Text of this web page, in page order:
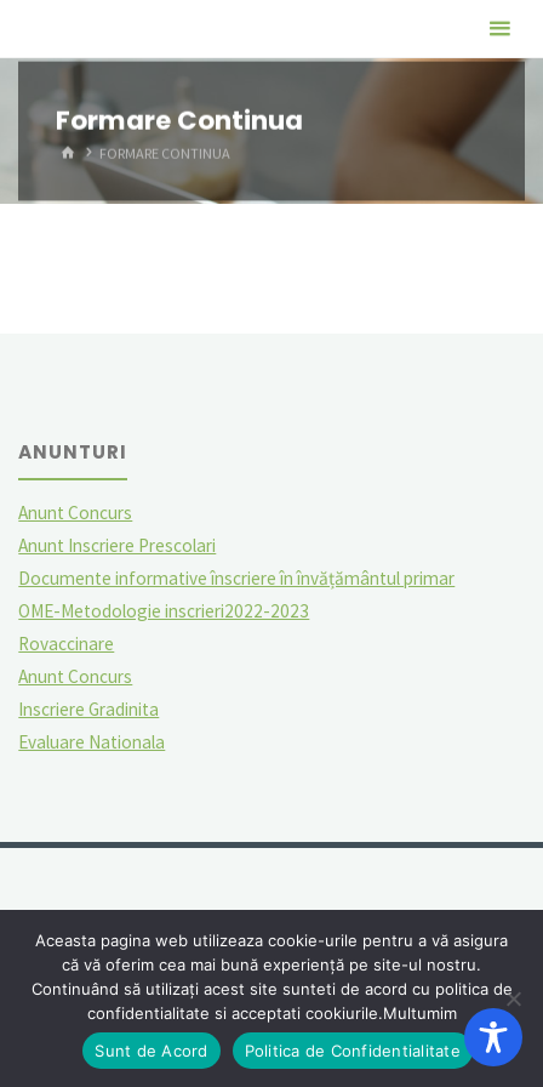
Suseni
Formare Continua
HOMEFORMARE CONTINUA
ANUNTURI
Anunt Concurs
Anunt Inscriere Prescolari
Documente informative înscriere în învățământul primar
OME-Metodologie inscrieri2022-2023
Rovaccinare
Anunt Concurs
Inscriere Gradinita
Evaluare Nationala
Aceasta pagina web utilizeaza cookie-urile pentru a vă asigura
că vă oferim cea mai bună experiență pe site-ul nostru.
Continuând să utilizați acest site sunteti de acord cu politica de
confidentialitate si acceptati cookiurile.Multumim
Sunt de Acord
Politica de Confidentialitate